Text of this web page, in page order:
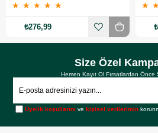
★ ★ ★ ★ ★
₺276,99
★
Size Özel
Hemen Kayıt Ol Fırsatlardan Önce
Üyelik koşullarını vekişisel verilerimin